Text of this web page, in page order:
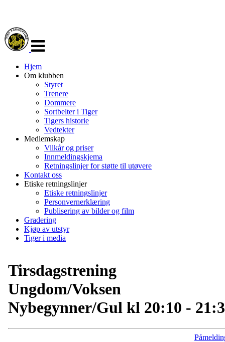
navigasjon
Hjem
Om klubben
Styret
Trenere
Dommere
Sortbelter i Tiger
Tigers historie
Vedtekter
Medlemskap
Vilkår og priser
Innmeldingskjema
Retningslinjer for støtte til utøvere
Kontakt oss
Etiske retningslinjer
Etiske retningslinjer
Personvernerklæring
Publisering av bilder og film
Gradering
Kjøp av utstyr
Tiger i media
Tirsdagstrening
Ungdom/Voksen
Nybegynner/Gul kl 20:10 -